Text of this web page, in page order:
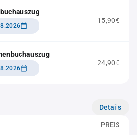
15,90€
24,90€
Details
PREIS